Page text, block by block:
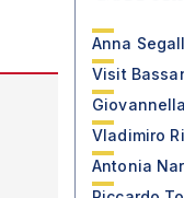
Anna
Visit
Vladimiro
Antonia